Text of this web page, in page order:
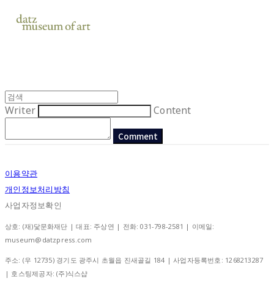
Writer Content
Comment
이용약관
개인정보처리방침
사업자정보확인
상호: (재)닻문화재단 | 대표: 주상연 | 전화: 031-798-2581 | 이메일:
museum@datzpress.com
주소: (우 12735) 경기도 광주시 초월읍 진새골길 184 | 사업자등록번호: 1268213287
| 호스팅제공자: (주)식스샵